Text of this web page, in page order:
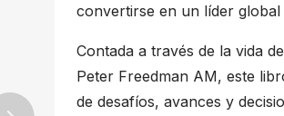
convertirse en un líder
Contada a través de la vida
Peter Freedman AM, este
de desafíos, avances y